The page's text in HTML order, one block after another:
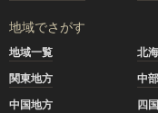
地域でさがす
地域一覧 北
関東地方
中
中国地方
四